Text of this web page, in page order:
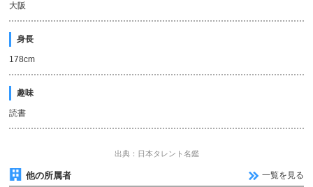
大阪
身長
178cm
趣味
読書
出典：日本タレント名鑑
他の所属者 一覧を見る